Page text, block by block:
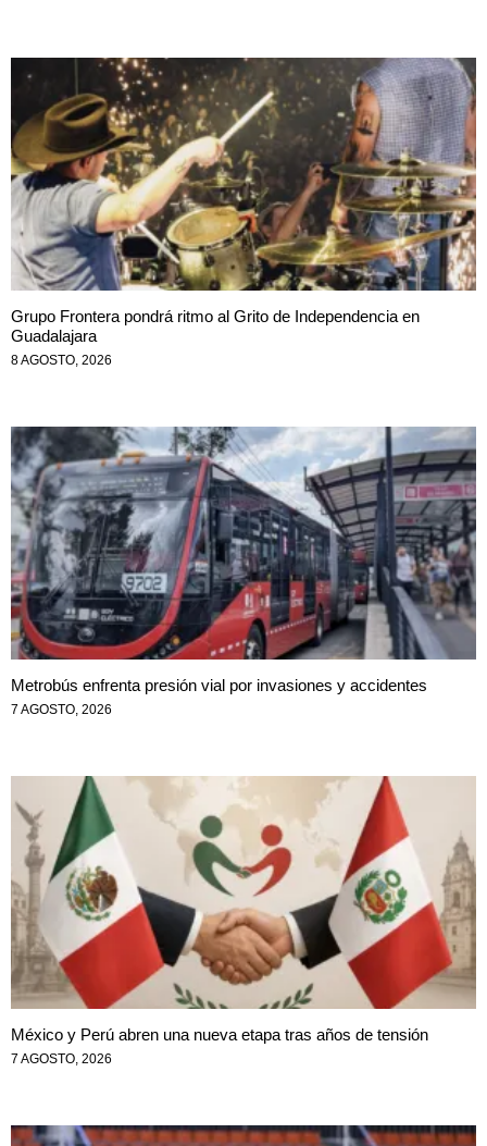
Grupo Frontera pondrá ritmo al Grito de Independencia en
Guadalajara
8 AGOSTO, 2026
Metrobús enfrenta presión vial por invasiones y accidentes
7 AGOSTO, 2026
México y Perú abren una nueva etapa tras años de tensión
7 AGOSTO, 2026